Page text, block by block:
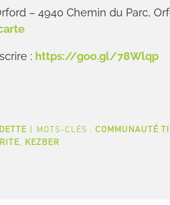
– 4940 Chemin du Parc,
: https://goo.gl/78Wlqp
| MOTS-CLÉS : COMMUNAUTÉ
, KEZBER